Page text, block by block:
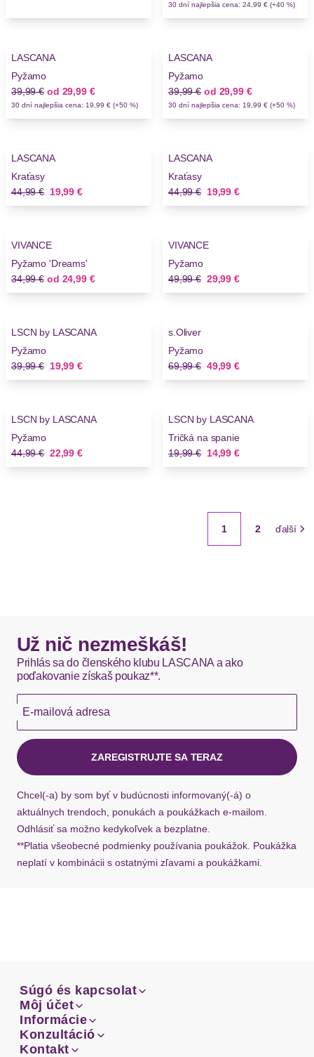
30 dní najlepšia cena: 24,99 € (+40 %)
LASCANA
Pyžamo
Stará cena
39,99 € odNová cena
29,99 €
30 dní najlepšia cena: 19,99 € (+50 %)
LASCANA
Pyžamo
Stará cena
39,99 € odNová cena
29,99 €
30 dní najlepšia cena: 19,99 € (+50 %)
LASCANA
Kraťasy
Stará cena
44,99 € Nová cena
19,99 €
LASCANA
Kraťasy
Stará cena
44,99 € Nová cena
19,99 €
VIVANCE
Pyžamo 'Dreams'
Stará cena
34,99 € odNová cena
24,99 €
VIVANCE
Pyžamo
Stará cena
49,99 € Nová cena
29,99 €
LSCN by LASCANA
Pyžamo
Stará cena
39,99 € Nová cena
19,99 €
s.Oliver
Pyžamo
Stará cena
69,99 € Nová cena
49,99 €
LSCN by LASCANA
Pyžamo
Stará cena
44,99 € Nová cena
22,99 €
LSCN by LASCANA
Tričká na spanie
Stará cena
19,99 € Nová cena
14,99 €
1 2 ďalší
Už nič nezmeškáš!
Prihlás sa do členského klubu LASCANA a ako
poďakovanie získaš poukaz**.
E-mailová adresa
ZAREGISTRUJTE SA TERAZ
Chcel(-a) by som byť v budúcnosti informovaný(-á) o
aktuálnych trendoch, ponukách a poukážkach e-mailom.
Odhlásiť sa možno kedykoľvek a bezplatne.
**Platia všeobecné podmienky používania poukážok. Poukážka
neplatí v kombinácii s ostatnými zľavami a poukážkami.
Súgó és kapcsolat
Email
Facebook
Súgó és kapcsolat
Email
Môj účet
Prehľad objednávok
Môj účet
Prehľad objednávok
Informácie
Doprava
Informácie
Konzultáció
Sprievodca-veľkosťami
Konzultáció
Kontakt